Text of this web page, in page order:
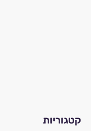
קטגוריות